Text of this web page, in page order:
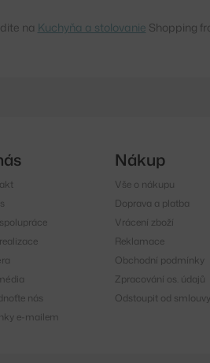
na Kuchyňa a stolovanie Shopping
nás
e-mailem
Nákup
Vše o nákupu
Doprava a platba
Vrácení zboží
Reklamace
Obchodní podmínky
Zpracování os. údajů
Odstoupit od smlouvy